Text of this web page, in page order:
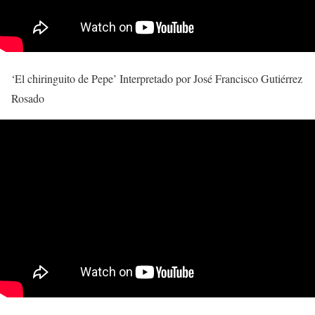
‘El chiringuito de Pepe’ Interpretado por José Francisco Gutiérrez
Rosado